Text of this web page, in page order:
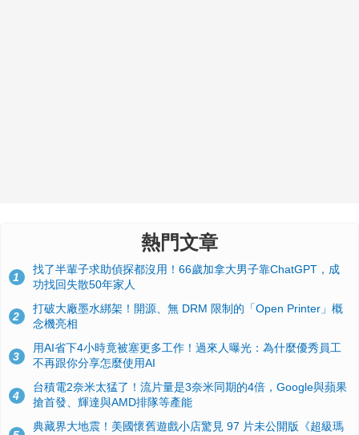
熱門文章
1
找了半輩子求助偵探都沒用！66歲加拿大男子靠ChatGPT，成
功找回失散50年家人
2
打破大廠墨水綁架！開源、無 DRM 限制的「Open Printer」概
念機亮相
3
用AI省下4小時竟被塞更多工作！過來人曝光：為什麼優秀員工
不再跟你分享怎麼使用AI
4
台積電2奈米太猛了！流片量是3奈米同期的4倍，Google與蘋果
搶首發、輝達與AMD排隊等產能
典藏界大地震！美國懷舊遊戲小店驚見 97 片未公開版《超級瑪